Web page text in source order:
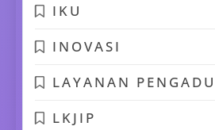
IKU
INOVASI
LAYANAN
LKJIP